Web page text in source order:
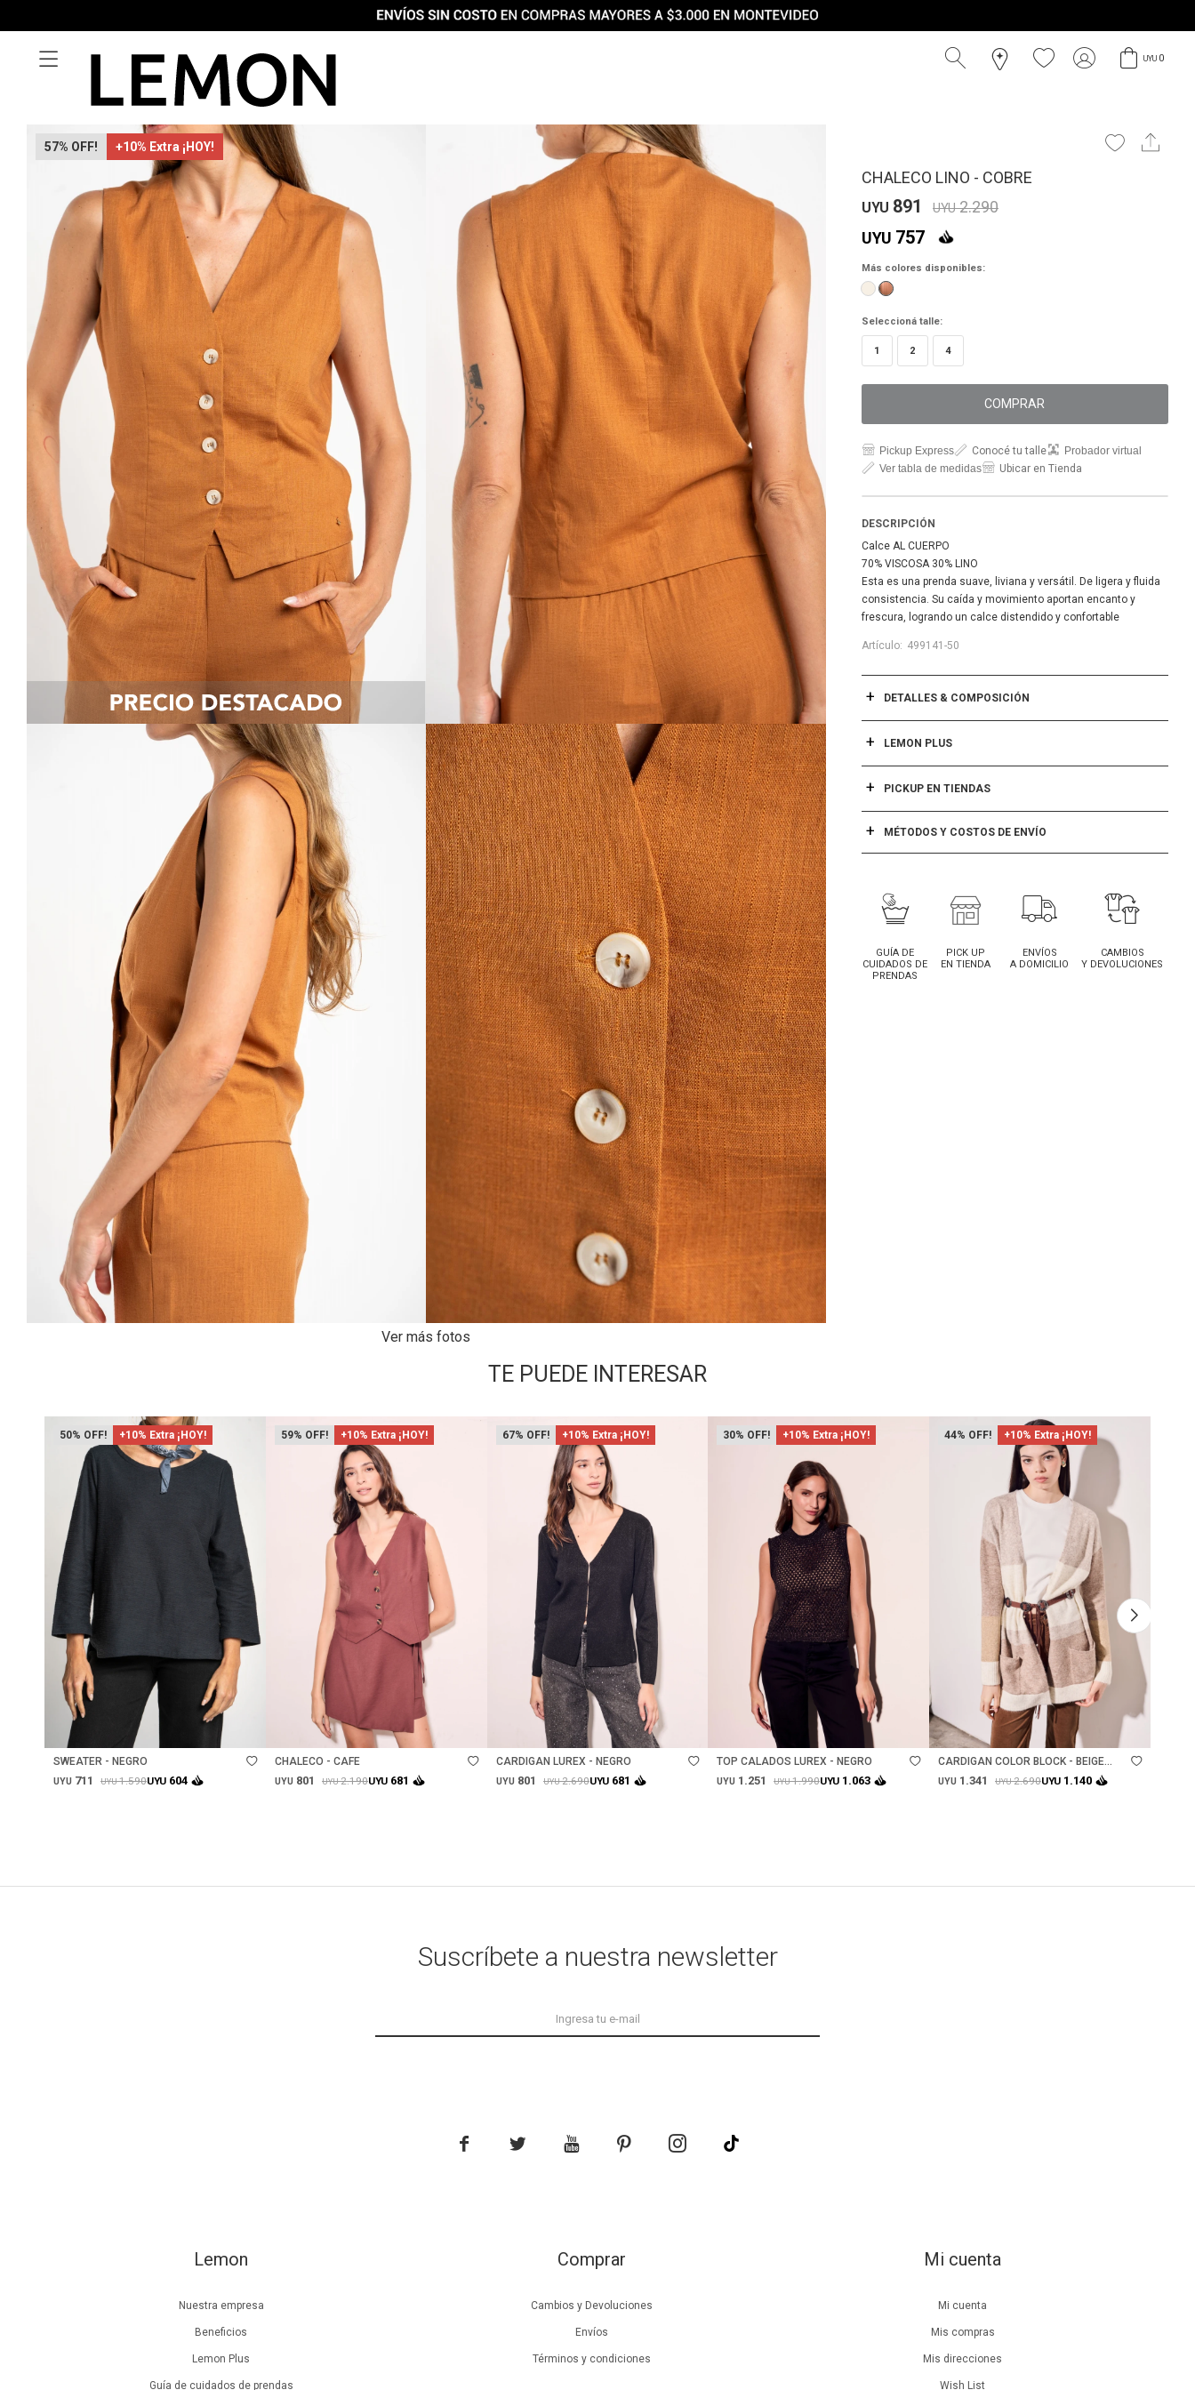
UYU 0

57 +10% Extra ¡HOY!
Ver más fotos
CHALECO LINO - COBRE
UYU 891 UYU 2.290
UYU 757
Más colores disponibles:
Seleccioná talle:
1 2 4
COMPRAR
Pickup Express Conocé tu talle
Probador virtual
Ver tabla de medidas
Ubicar en Tienda
DESCRIPCIÓN
Calce AL CUERPO
70% VISCOSA 30% LINO
Esta es una prenda suave, liviana y versátil. De ligera y fluida
consistencia. Su caída y movimiento aportan encanto y
frescura, logrando un calce distendido y confortable
499141-50
DETALLES & COMPOSICIÓN
LEMON PLUS
PICKUP EN TIENDAS
MÉTODOS Y COSTOS DE ENVÍO
GUÍA DE
CUIDADOS DE
PRENDAS
PICK UP
EN TIENDA
ENVÍOS
A DOMICILIO
CAMBIOS
Y DEVOLUCIONES
TE PUEDE INTERESAR
50 +10% Extra ¡HOY!
SWEATER - NEGRO
UYU 711 UYU1.590UYU 604
59 +10% Extra ¡HOY!
Talle
CHALECO - CAFE
UYU 801 UYU2.190UYU 681
67 +10% Extra ¡HOY!
CARDIGAN LUREX - NEGRO
UYU 801 UYU2.690UYU 681
30 +10% Extra ¡HOY!
Talle
TOP CALADOS LUREX - NEGRO
UYU 1.251 UYU1.990UYU 1.063
44 +10% Extra ¡HOY!
CARDIGAN COLOR BLOCK - BEIGE
MELANGE
UYU 1.341 UYU2.690UYU 1.140
Lemon
Nuestra empresa
Beneficios
Lemon Plus
Guía de cuidados de prendas
Comprar
Cambios y Devoluciones
Envíos
Términos y condiciones
Mi cuenta
Mi cuenta
Mis compras
Mis direcciones
Wish List
Suscríbete a nuestra newsletter
    